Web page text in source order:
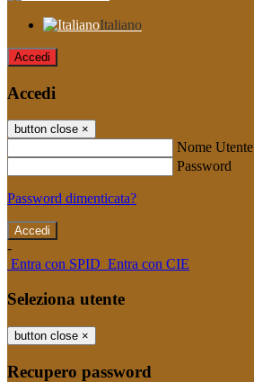
Italiano
Accedi
Accedi
button close ×
Nome Utente
Password
Password dimenticata?
-
Entra con SPID Entra con CIE
Seleziona utente
button close ×
Recupero password